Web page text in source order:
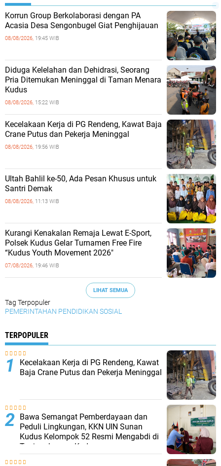
Korrun Group Berkolaborasi dengan PA
Acasia Desa Sengonbugel Giat Penghijauan
08/08/2026, 19:45 WIB
Diduga Kelelahan dan Dehidrasi, Seorang
Pria Ditemukan Meninggal di Taman Menara
Kudus
08/08/2026, 15:22 WIB
Kecelakaan Kerja di PG Rendeng, Kawat Baja
Crane Putus dan Pekerja Meninggal
08/08/2026, 19:56 WIB
Ultah Bahlil ke-50, Ada Pesan Khusus untuk
Santri Demak
08/08/2026, 11:13 WIB
Kurangi Kenakalan Remaja Lewat E-Sport,
Polsek Kudus Gelar Turnamen Free Fire
“Kudus Youth Movement 2026"
07/08/2026, 19:46 WIB
LIHAT SEMUA
Tag Terpopuler
PEMERINTAHAN PENDIDIKAN SOSIAL
TERPOPULER
Kecelakaan Kerja di PG Rendeng, Kawat
Baja Crane Putus dan Pekerja Meninggal
Bawa Semangat Pemberdayaan dan
Peduli Lingkungan, KKN UIN Sunan
Kudus Kelompok 52 Resmi Mengabdi di
Tanjungkarang Kudus